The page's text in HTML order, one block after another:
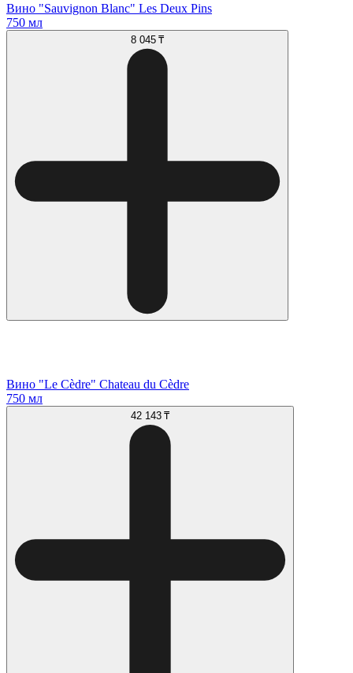
Вино "Sauvignon Blanc" Les Deux Pins
750 мл
8 045 ₸
Вино "Le Cèdre" Chateau du Cèdre
750 мл
42 143 ₸